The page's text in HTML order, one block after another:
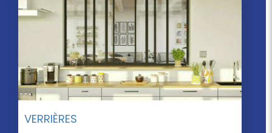
PORTES DE PLACARD
Des portes de placard selon vos goûts.
En savoir plus
VERRIÈRES